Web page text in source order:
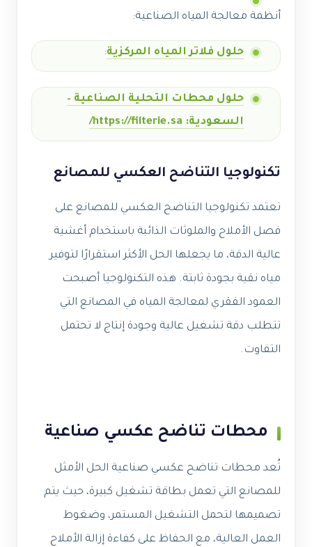
أنظمة معالجة المياه الصناعية:
حلول فلاتر المياه المركزية:
حلول محطات التحلية الصناعية –
السعودية: https://filterie.sa/
تكنولوجيا التناضح العكسي للمصانع
تعتمد تكنولوجيا التناضح العكسي للمصانع على
فصل الأملاح والملوثات الذائبة باستخدام أغشية
عالية الدقة، ما يجعلها الحل الأكثر استقرارًا لتوفير
مياه نقية بجودة ثابتة. هذه التكنولوجيا أصبحت
العمود الفقري لمعالجة المياه في المصانع التي
تتطلب دقة تشغيل عالية وجودة إنتاج لا تحتمل
التفاوت.
محطات تناضح عكسي صناعية
تُعد محطات تناضح عكسي صناعية الحل الأمثل
للمصانع التي تعمل بطاقة تشغيل كبيرة، حيث يتم
تصميمها لتحمل التشغيل المستمر، وضغوط
العمل العالية، مع الحفاظ على كفاءة إزالة الأملاح